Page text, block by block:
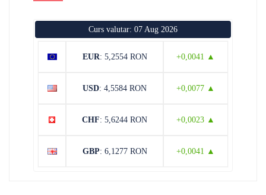
Curs valutar: 07 Aug 2026
EUR: 5,2554 RON +0,0041 ▲
USD: 4,5584 RON +0,0077 ▲
CHF: 5,6244 RON +0,0023 ▲
GBP: 6,1277 RON +0,0041 ▲